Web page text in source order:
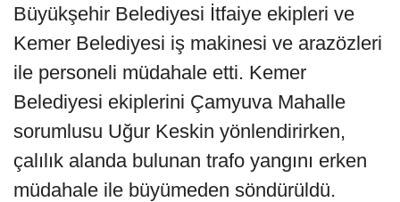
Büyükşehir Belediyesi İtfaiye ekipleri ve
Kemer Belediyesi iş makinesi ve arazözleri
ile personeli müdahale etti. Kemer
Belediyesi ekiplerini Çamyuva Mahalle
sorumlusu Uğur Keskin yönlendirirken,
çalılık alanda bulunan trafo yangını erken
müdahale ile büyümeden söndürüldü.